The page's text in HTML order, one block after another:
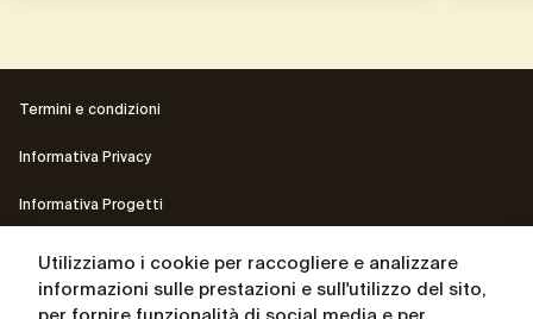
Termini e condizioni
Informativa Privacy
Informativa Progetti
Il sito del Presidente Andrea Ceccherini
Utilizziamo i cookie per raccogliere e analizzare
informazioni sulle prestazioni e sull'utilizzo del sito,
per fornire funzionalità di social media e per